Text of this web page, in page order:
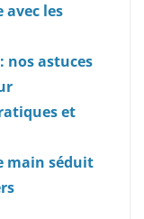
avec les
nos astuces
et
main séduit